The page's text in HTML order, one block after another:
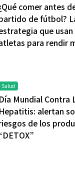
¿Qué comer antes
de fútbol?
que usan
para rendir
Salud
Día Mundial Contra
Hepatitis: alertan
de los
¿Qué comer
de fútbol? La
usan los